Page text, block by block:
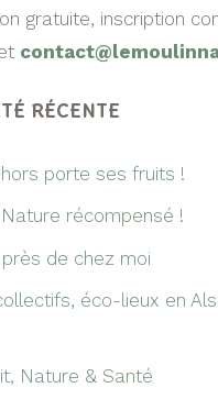
gratuite, inscription
RÉCENTE
porte ses fruits !
récompensé !
de chez moi
éco-lieux en
Nature & Santé